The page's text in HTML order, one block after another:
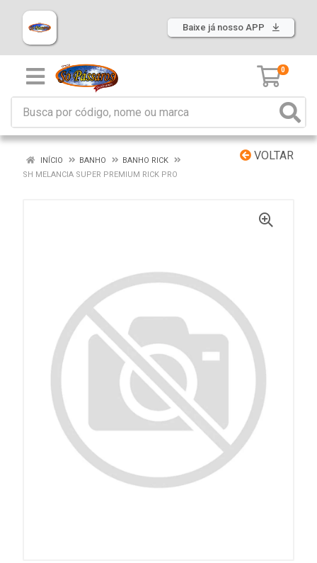
Baixe já nosso APP
0
VOLTAR
INÍCIO BANHO
BANHO RICK
SH MELANCIA SUPER PREMIUM RICK PRO